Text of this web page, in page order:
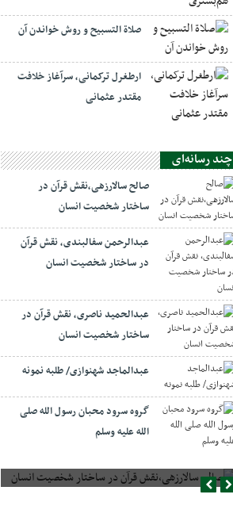
صلاة التسبيح و روش خواندن آن
ارطغرل ترکمانی، سرآغاز خلافت
مقتدر عثمانی
چند رسانه‌ای
صالح سالارزهی،‌نقش قرآن در
ساختار شخصیت انسان
عبدالرحمن سفالبندی، نقش قرآن
در ساختار شخصیت انسان
عبدالحمید ناصری، نقش قرآن در
ساختار شخصیت انسان
عبدالماجد شهنوازی/ طلبه نمونه
گروه سرود محبان رسول الله صلی
الله علیه وسلم
صالح سالارزهی،‌نقش قرآن در ساختار شخصیت انسان